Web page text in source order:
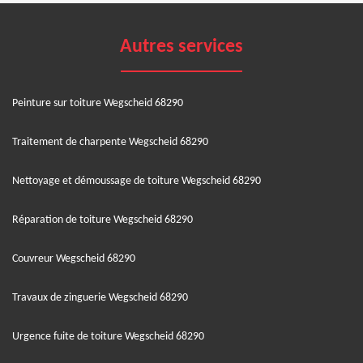
Autres services
Peinture sur toiture Wegscheid 68290
Traitement de charpente Wegscheid 68290
Nettoyage et démoussage de toiture Wegscheid 68290
Réparation de toiture Wegscheid 68290
Couvreur Wegscheid 68290
Travaux de zinguerie Wegscheid 68290
Urgence fuite de toiture Wegscheid 68290